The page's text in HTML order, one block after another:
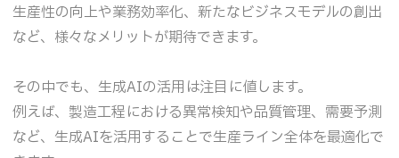
生産性の向上や業務効率化、新たなビジネスモデルの創出
など、様々なメリットが期待できます。
その中でも、生成AIの活用は注目に値します。
例えば、製造工程における異常検知や品質管理、需要予測
など、生成AIを活用することで生産ライン全体を最適化で